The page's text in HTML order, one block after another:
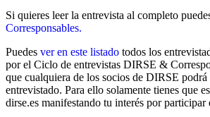
Si quieres leer la entrevista al completo
Corresponsables.
Puedes ver en este listado todos los
por el Ciclo de entrevistas DIRSE &
que cualquiera de los socios de DIRSE podrá
entrevistado. Para ello solamente tienes que
dirse.es manifestando tu interés por participar